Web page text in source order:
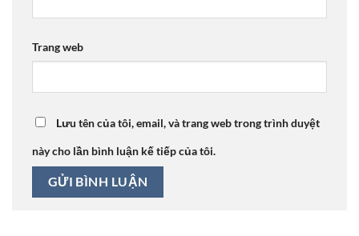
Trang web
Lưu tên của tôi, email, và trang web trong trình duyệt
này cho lần bình luận kế tiếp của tôi.